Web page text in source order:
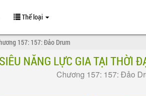
Thể loại
157: 157: Đảo Drum
SIÊU NĂNG LỰC GIA TẠI THỜI
Chương 157: 157: Đảo